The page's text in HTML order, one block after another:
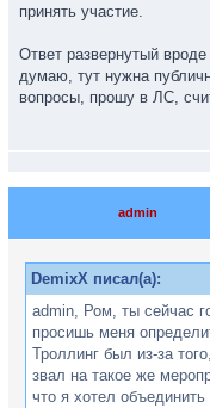
принять участие.
Ответ развернутый
думаю, тут нужна
вопросы, прошу в ЛС,
admin
DemixX писал(а):
admin, Ром, ты сейчас
просишь меня
Троллинг был из-за
звал на такое же
что я хотел